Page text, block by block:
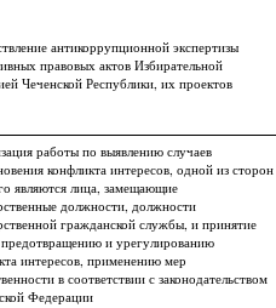
антикоррупционной экспертизы
правовых актов Избирательной
Чеченской Республики, их проектов
работы по выявлению случаев
конфликта интересов, одной из сторон
являются лица, замещающие
должности, должности
гражданской службы, и принятие
и урегулированию
интересов, применению мер
в соответствии с законодательством
Федерации